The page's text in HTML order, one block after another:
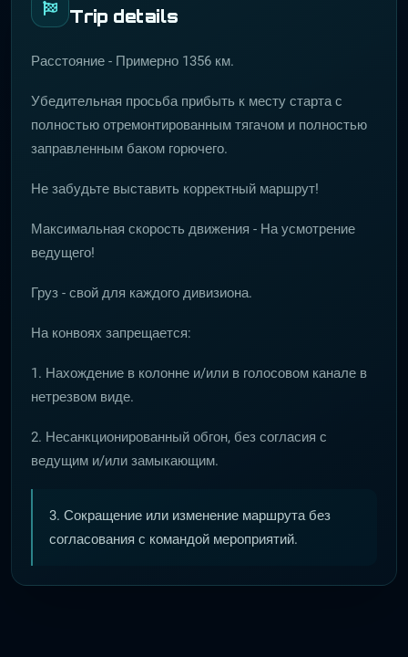
Trip details
Расстояние - Примерно 1356 км.
Убедительная просьба прибыть к месту старта с
полностью отремонтированным тягачом и полностью
заправленным баком горючего.
Не забудьте выставить корректный маршрут!
Максимальная скорость движения - На усмотрение
ведущего!
Груз - свой для каждого дивизиона.
На конвоях запрещается:
1. Нахождение в колонне и/или в голосовом канале в
нетрезвом виде.
2. Несанкционированный обгон, без согласия с
ведущим и/или замыкающим.
3. Сокращение или изменение маршрута без
согласования с командой мероприятий.